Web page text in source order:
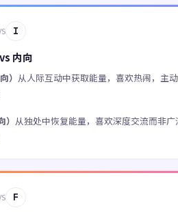
I
内向
） 从人际互动中获取能量，喜欢热闹，主动
从独处中恢复能量，喜欢深度交流而非广
F